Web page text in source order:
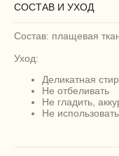
СОСТАВ И УХОД
Состав: плащевая
Уход:
Деликатная
Не отбеливать
Не гладить,
Не